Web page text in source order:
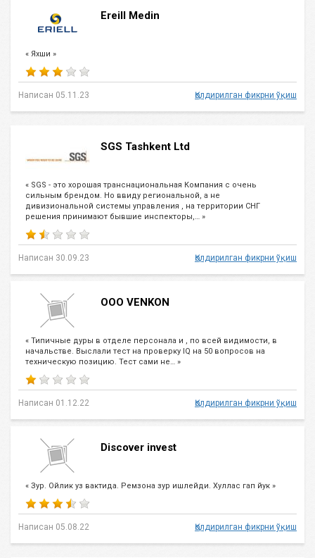
Ereill Medin
« Яхши »
Написан 05.11.23 Қолдирилган фикрни ўқиш
SGS Tashkent Ltd
« SGS - это хорошая транснациональная Компания с очень
сильным брендом. Но ввиду региональной, а не
дивизиональной системы управления , на территории СНГ
решения принимают бывшие инспекторы,… »
Написан 30.09.23 Қолдирилган фикрни ўқиш
ООО VENKON
« Типичные дуры в отделе персонала и , по всей видимости, в
начальстве. Выслали тест на проверку IQ на 50 вопросов на
техническую позицию. Тест сами не… »
Написан 01.12.22 Қолдирилган фикрни ўқиш
Discover invest
« Зур. Ойлик уз вактида. Ремзона зур ишлейди. Хуллас гап йук »
Написан 05.08.22 Қолдирилган фикрни ўқиш